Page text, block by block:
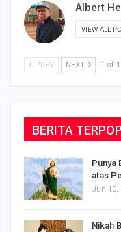
Albert
VIEW ALL
PREV NEXT 1 of
BERITA
Punya
atas
Jun 10,
Nikah